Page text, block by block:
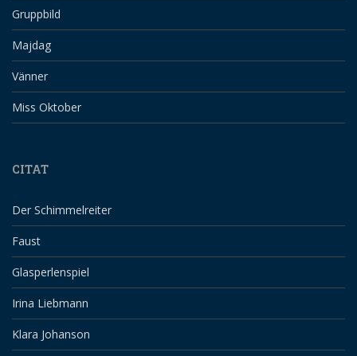
Gruppbild
Majdag
Vänner
Miss Oktober
CITAT
Der Schimmelreiter
Faust
Glasperlenspiel
Irina Liebmann
Klara Johanson